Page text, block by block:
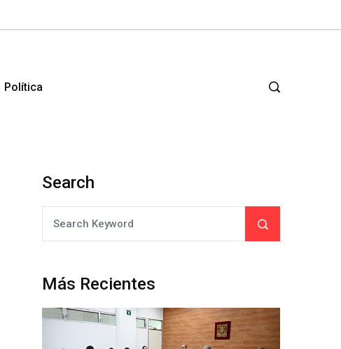
Política
Search
Más Recientes